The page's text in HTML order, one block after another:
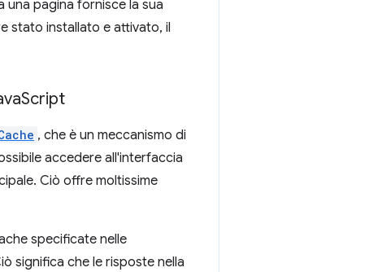
una pagina fornisce la sua
stato installato e attivato, il
Script
, che è un meccanismo di
accedere all'interfaccia
Ciò offre moltissime
specificate nelle
significa che le risposte nella